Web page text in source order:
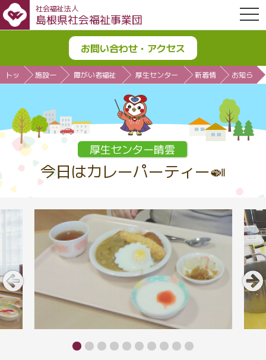
社会福祉法人
島根県社会福祉事業団
お問い合わせ・アクセス
トッ
施設一
障がい者福祉
厚生センター
新着情
お知ら
厚生センター晴雲
今日はカレーパーティー🍛